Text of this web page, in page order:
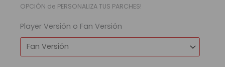
OPCIÓN de PERSONALIZA TUS PARCHES!
Player Versión o Fan Versión